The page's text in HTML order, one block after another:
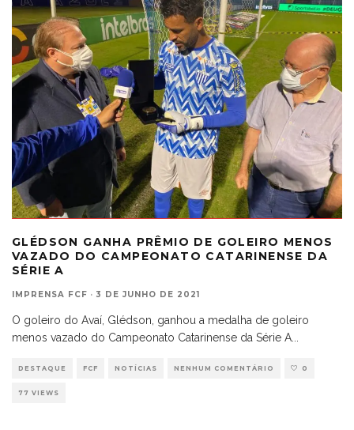
GLÉDSON GANHA PRÊMIO DE GOLEIRO MENOS
VAZADO DO CAMPEONATO CATARINENSE DA
SÉRIE A
IMPRENSA FCF · 3 DE JUNHO DE 2021
O goleiro do Avaí, Glédson, ganhou a medalha de goleiro
menos vazado do Campeonato Catarinense da Série A
DESTAQUE FCF NOTÍCIAS NENHUM COMENTÁRIO 0
77 VIEWS